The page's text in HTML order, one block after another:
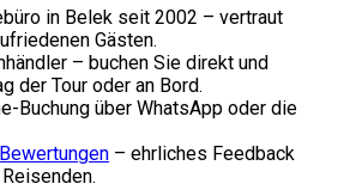
in Belek seit 2002 – vertraut
Gästen.
– buchen Sie direkt und
der Tour oder an Bord.
Buchung über WhatsApp oder die
– ehrliches Feedback